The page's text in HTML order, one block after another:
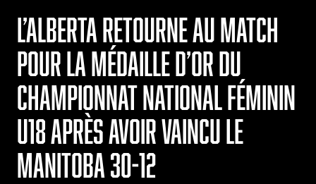
L’ALBERTA RETOURNE AU MATCH
POUR LA MÉDAILLE D’OR DU
CHAMPIONNAT NATIONAL FÉMININ
U18 APRÈS AVOIR VAINCU LE
MANITOBA 30-12